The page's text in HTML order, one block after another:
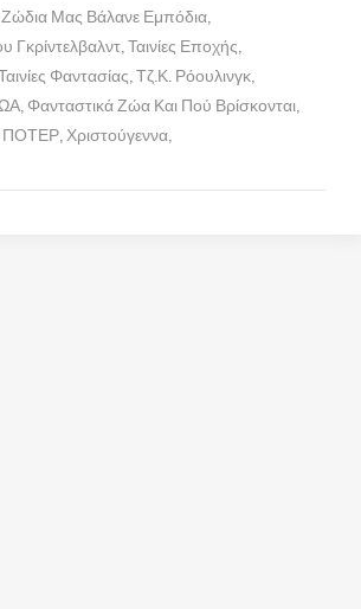
Μας Βάλανε Εμπόδια
Γκρίντελβαλντ Ταινίες Εποχής
Φαντασίας Τζ.Κ. Ρόουλινγκ
Φανταστικά Ζώα Και Πού Βρίσκονται
ΠΟΤΕΡ Χριστούγεννα